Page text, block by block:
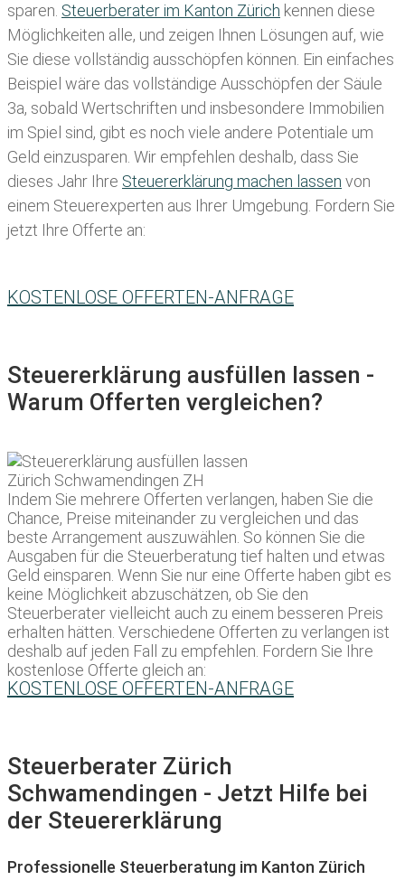
sparen. Steuerberater im K anton Zürich kennen diese
Möglichkeiten alle, und zeigen Ihnen Lösungen auf, wie
Sie diese vollständig ausschöpfen können. Ein einfaches
Beispiel wäre das vollständige Ausschöpfen der Säule
3a, sobald Wertschriften und insbesondere Immobilien
im Spiel sind, gibt es noch viele andere Potentiale um
Geld einzusparen. Wir empfehlen deshalb, dass Sie
dieses Jahr Ihre Steuererklärung machen lassen von
einem Steuerexperten aus Ihrer Umgebung. Fordern Sie
jetzt Ihre Offerte an:
KOSTENLOSE OFFERTEN-ANFRAGE
Steuererklärung ausfüllen lassen -
Warum Offerten vergleichen?
Indem Sie mehrere Offerten verlangen, haben Sie die
Chance, Preise miteinander zu vergleichen und das
beste Arrangement auszuwählen. So können Sie die
Ausgaben für die Steuerberatung tief halten und etwas
Geld einsparen. Wenn Sie nur eine Offerte haben gibt es
keine Möglichkeit abzuschätzen, ob Sie den
Steuerberater vielleicht auch zu einem besseren Preis
erhalten hätten. Verschiedene Offerten zu verlangen ist
deshalb auf jeden Fall zu empfehlen. Fordern Sie Ihre
kostenlose Offerte gleich an:
KOSTENLOSE OFFERTEN-ANFRAGE
Steuerberater Zürich
Schwamendingen - Jetzt Hilfe bei
der Steuererklärung
Professionelle Steuerberatung im Kanton Zürich